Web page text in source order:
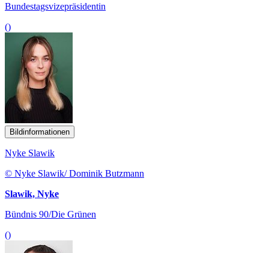
Bundestagsvizepräsidentin
()
Bildinformationen
Nyke Slawik
© Nyke Slawik/ Dominik Butzmann
Slawik, Nyke
Bündnis 90/Die Grünen
()